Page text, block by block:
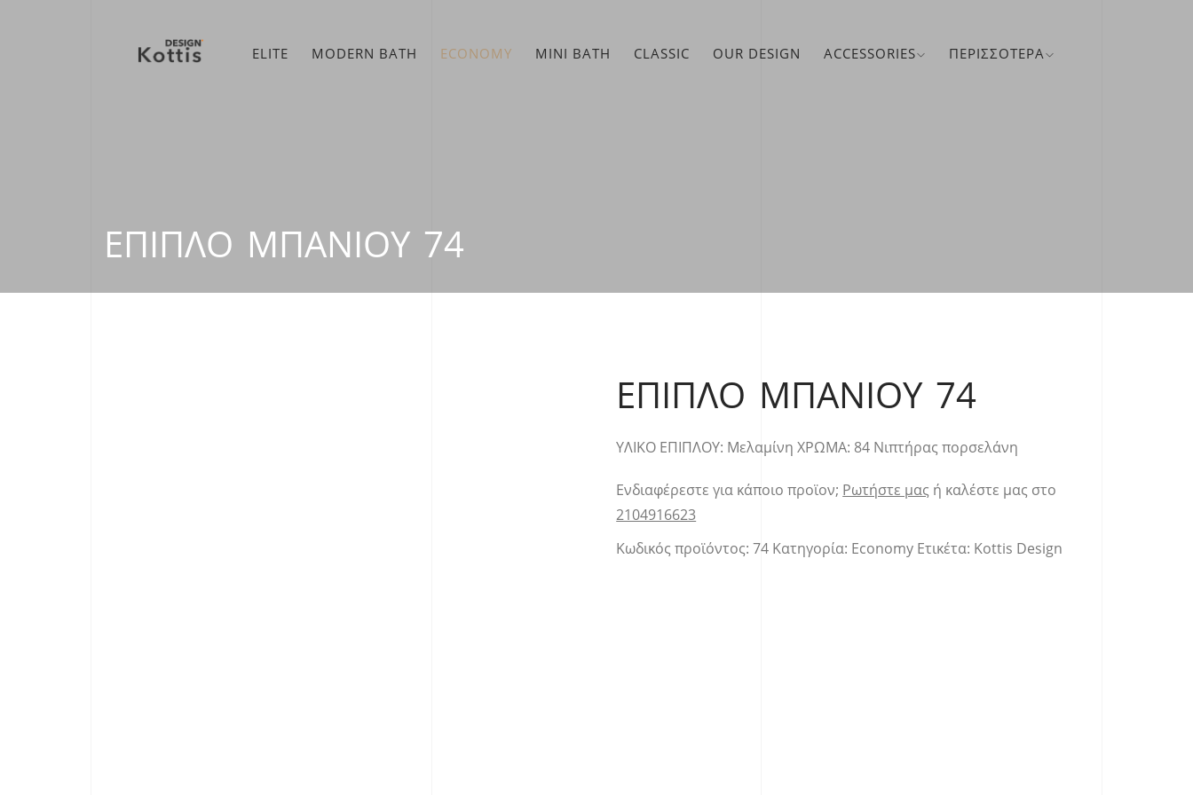
ELITE MODERN BATH ECONOMY MINI BATH CLASSIC OUR DESIGN ACCESSORIES ΠΕΡΙΣΣΌΤΕΡΑ
ΈΠΙΠΛΟ ΜΠΆΝΙΟΥ 74
ΈΠΙΠΛΟ ΜΠΆΝΙΟΥ 74
YΛΙΚΟ ΕΠΙΠΛΟΥ: Μελαμίνη ΧΡΩΜΑ: 84 Νιπτήρας πορσελάνη
Ενδιαφέρεστε για κάποιο προϊον; Ρωτήστε μας ή καλέστε μας στο
2104916623
Κωδικός προϊόντος:74 Κατηγορία: Economy Ετικέτα: Kottis Design